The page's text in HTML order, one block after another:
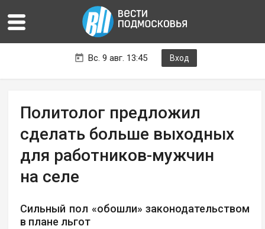
Вс. 9 авг. 13:45 Вход
Политолог предложил
сделать больше выходных
для работников-мужчин
на селе
Сильный пол «обошли» законодательством
в плане льгот